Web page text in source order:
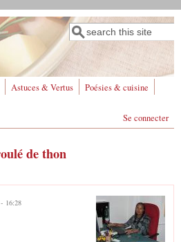
Formulaire de
recherche
Rechercher
Astuces & Vertus
Poésies & cuisine
Se connecter
de thon
16:28